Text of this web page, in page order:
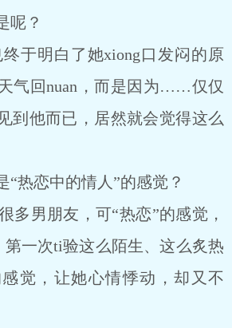
？
明白了她xiong口发闷的原
气回nuan，而是因为……仅仅
到他而已，居然就会觉得这么
恋中的情人”的感觉？
男朋友，可“热恋”的感觉，
一次ti验这么陌生、这么炙热
觉，让她心情悸动，却又不